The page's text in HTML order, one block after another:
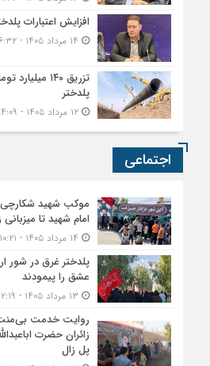
افزایش اعتبارات پلدختر
تزریق ۱۴۰
پلدختر
۱۲ مرداد ۱۴۰۵ - ۱۴:۰۹
اجتماعی
موکب شهید شکارچی
امام شهید تا میزبانی
پلدختر غرق در شور
عشق را پیمودند
روایت خدمت بی‌منت
زائران حضرت
پل زال